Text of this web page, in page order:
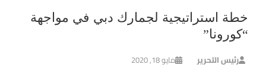
خطة استراتيجية لجمارك دبي في مواجهة
“كورونا”
رئيس التحرير مايو 18, 2020